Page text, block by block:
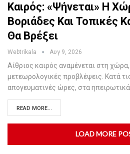
Καιρός: «Ψήνεται» Η
Βοριάδες Και Τοπικές
Θα Βρέξει
Webtrikala Αυγ 9, 2026
Αίθριος καιρός αναμένεται στη
μετεωρολογικές προβλέψεις. Κατά
απογευματινές ώρες, στα
READ MORE...
LOAD MORE